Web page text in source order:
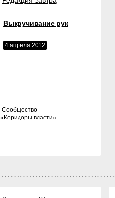
Выкручивание рук
4 апреля 2012
Cообщество
« Коридоры власти»